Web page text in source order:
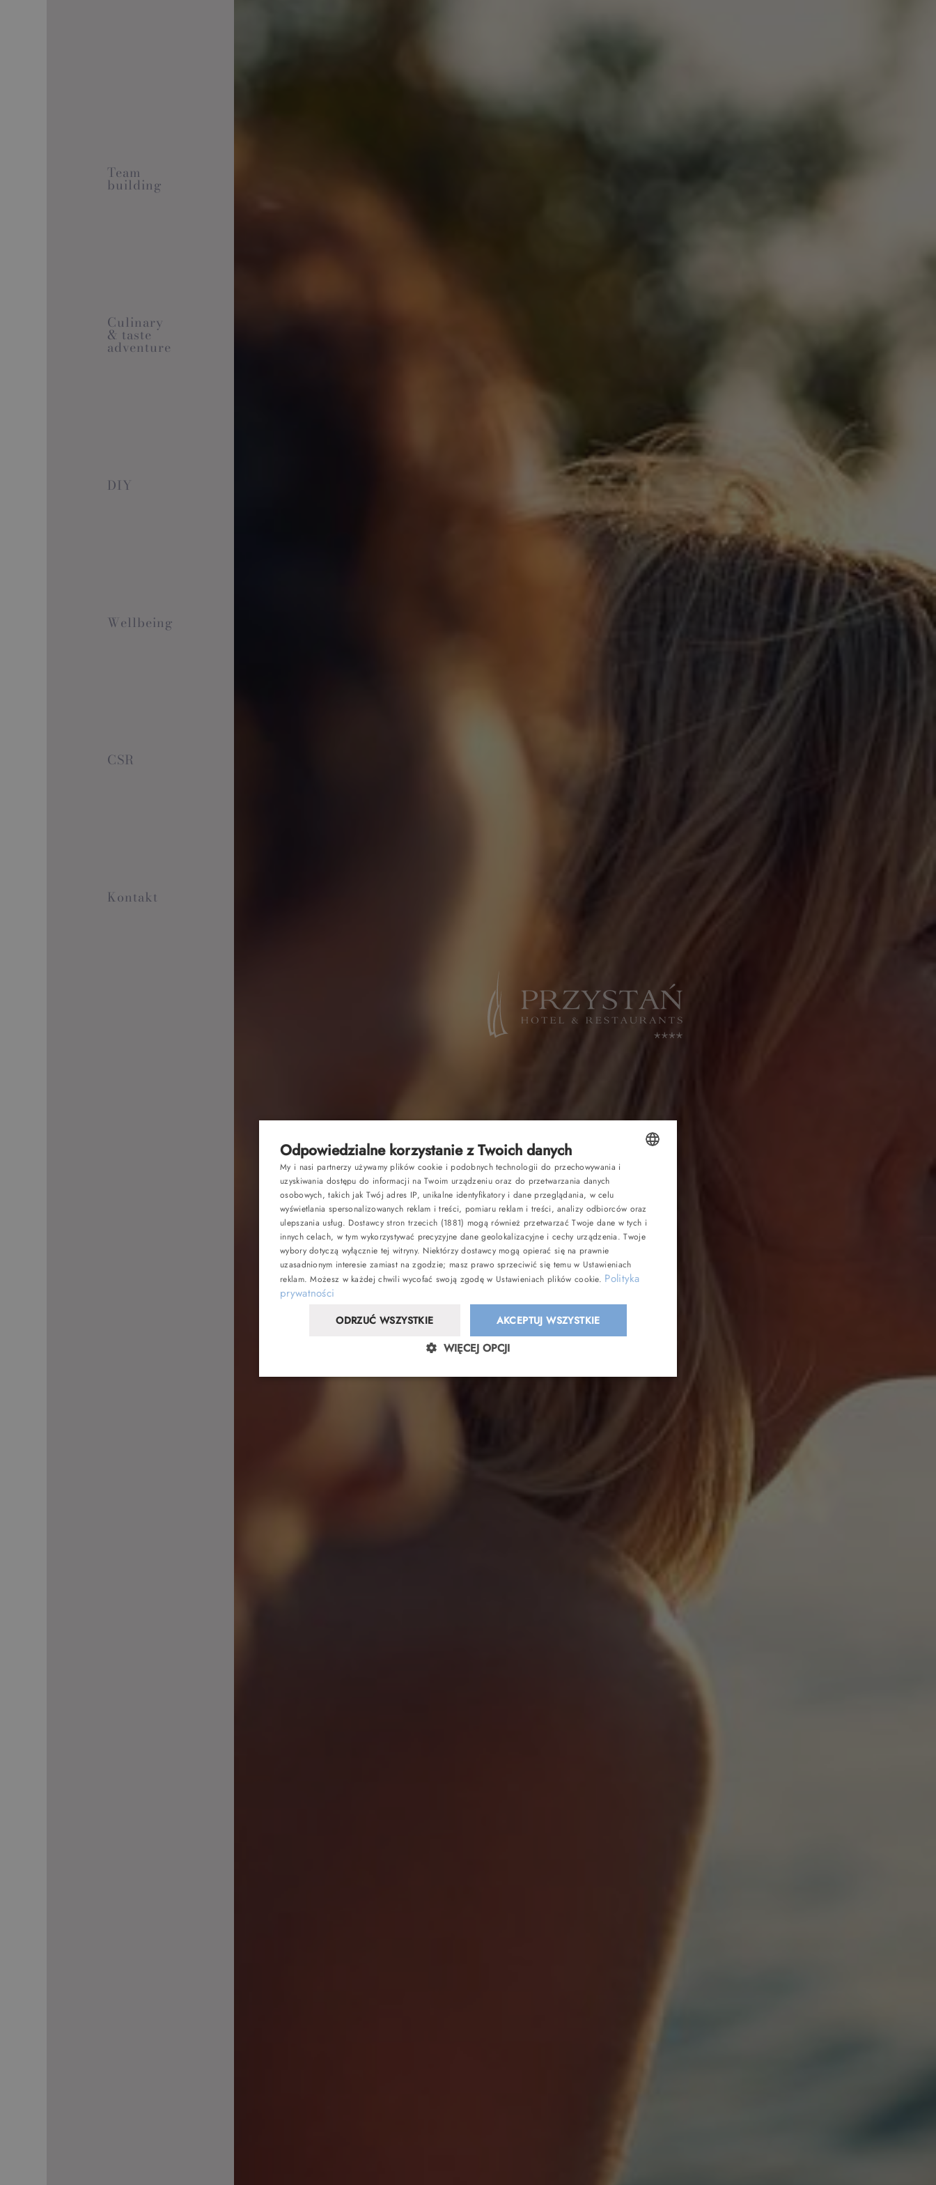
Zarezerwuj
lub zamów
Team
building
Culinary
& taste
adventure
DIY
Wellbeing
CSR
Kontakt
GERMAN
Odpowiedzialne korzystanie z Twoich danych
My i nasi partnerzy używamy plików cookie i podobnych technologii do przechowywania i
uzyskiwania dostępu do informacji na Twoim urządzeniu oraz do przetwarzania danych
osobowych, takich jak Twój adres IP, unikalne identyfikatory i dane przeglądania, w celu
wyświetlania spersonalizowanych reklam i treści, pomiaru reklam i treści, analizy odbiorców oraz
ulepszania usług. Dostawcy stron trzecich (1881) mogą również przetwarzać Twoje dane w tych i
innych celach, w tym wykorzystywać precyzyjne dane geolokalizacyjne i cechy urządzenia. Twoje
wybory dotyczą wyłącznie tej witryny. Niektórzy dostawcy mogą opierać się na prawnie
uzasadnionym interesie zamiast na zgodzie; masz prawo sprzeciwić się temu w Ustawieniach
reklam. Możesz w każdej chwili wycofać swoją zgodę w Ustawieniach plików cookie. Polityka
prywatności
AKCEPTUJ WSZYSTKIE
ODRZUĆ WSZYSTKIE
WIĘCEJ OPCJI